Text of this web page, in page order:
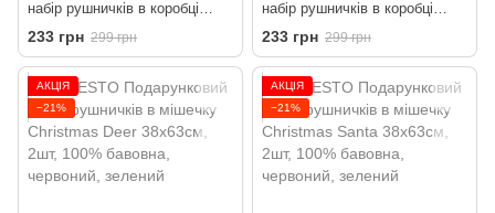
набір рушничків в коробці
Christmas Tree 38х63см, 2шт,
100% бавовна, зелений
233 грн 299 грн
набір рушничків в коробці
Christmas Gingerbread
38х63см, 2шт, 100% бавовна,
червоний
233 грн 299 грн
АКЦІЯ
−21%
АКЦІЯ
−21%